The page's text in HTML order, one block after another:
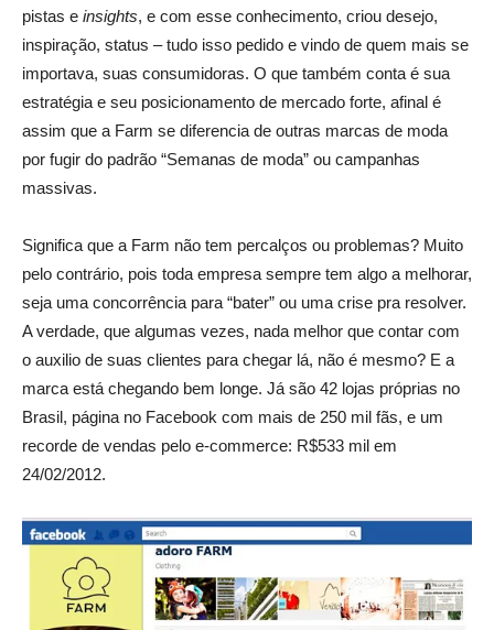
pistas e insights, e com esse conhecimento, criou desejo,
inspiração, status – tudo isso pedido e vindo de quem mais se
importava, suas consumidoras. O que também conta é sua
estratégia e seu posicionamento de mercado forte, afinal é
assim que a Farm se diferencia de outras marcas de moda
por fugir do padrão “Semanas de moda” ou campanhas
massivas.
Significa que a Farm não tem percalços ou problemas? Muito
pelo contrário, pois toda empresa sempre tem algo a melhorar,
seja uma concorrência para “bater” ou uma crise pra resolver.
A verdade, que algumas vezes, nada melhor que contar com
o auxilio de suas clientes para chegar lá, não é mesmo? E a
marca está chegando bem longe. Já são 42 lojas próprias no
Brasil, página no Facebook com mais de 250 mil fãs, e um
recorde de vendas pelo e-commerce: R$533 mil em
24/02/2012.